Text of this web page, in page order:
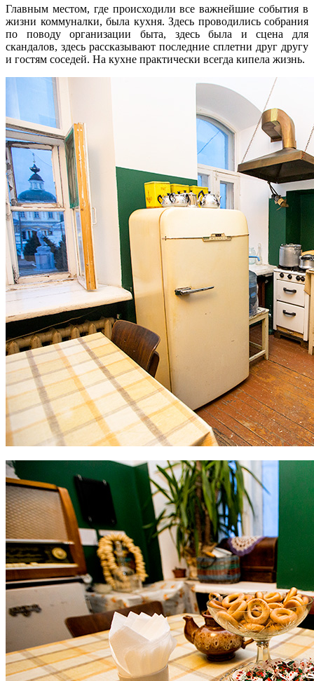
Главным местом, где происходили все важнейшие события в
жизни коммуналки, была кухня. Здесь проводились собрания
по поводу организации быта, здесь была и сцена для
скандалов, здесь рассказывают последние сплетни друг другу
и гостям соседей. На кухне практически всегда кипела жизнь.